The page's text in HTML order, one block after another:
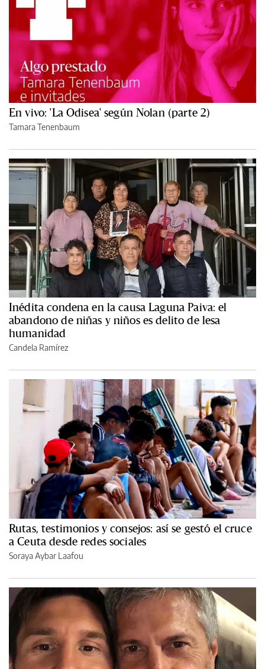
En vivo: 'La Odisea' según Nolan (parte 2)
Tamara Tenenbaum
Inédita condena en la causa Laguna Paiva: el
abandono de niñas y niños es delito de lesa
humanidad
Candela Ramírez
Rutas, testimonios y consejos: así se gestó el cruce
a Ceuta desde redes sociales
Soraya Aybar Laafou